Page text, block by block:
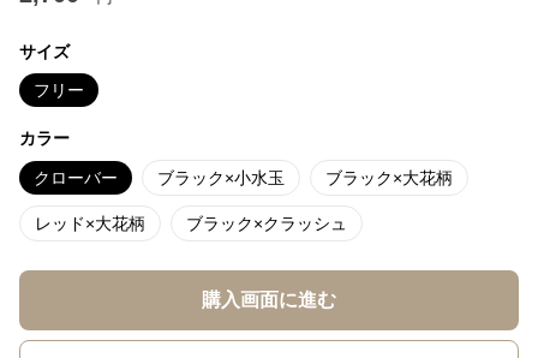
サイズ
フリー
カラー
クローバー ブラック×小水玉 ブラック×大花柄
レッド×大花柄 ブラック×クラッシュ
購入画面に進む